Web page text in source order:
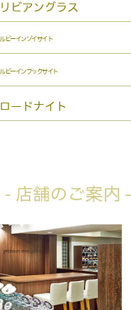
リビアングラス
ルビーインゾイサイト
ルビーインフックサイト
ロードナイト